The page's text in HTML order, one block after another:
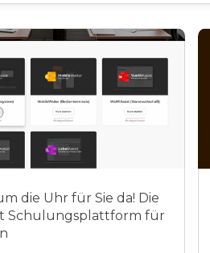
die Uhr für Sie da! Die
Schulungsplattform für